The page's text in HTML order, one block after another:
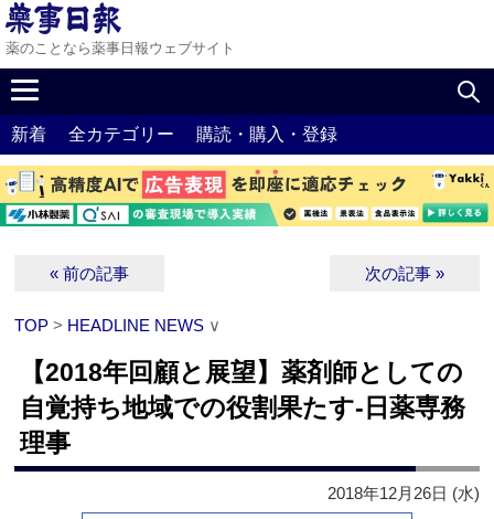
薬のことなら薬事日報ウェブサイト
新着 全カテゴリー 購読・購入・登録
« 前の記事 次の記事 »
TOP > HEADLINE NEWS ∨
【2018年回顧と展望】薬剤師としての
自覚持ち地域での役割果たす‐日薬専務
理事
2018年12月26日 (水)